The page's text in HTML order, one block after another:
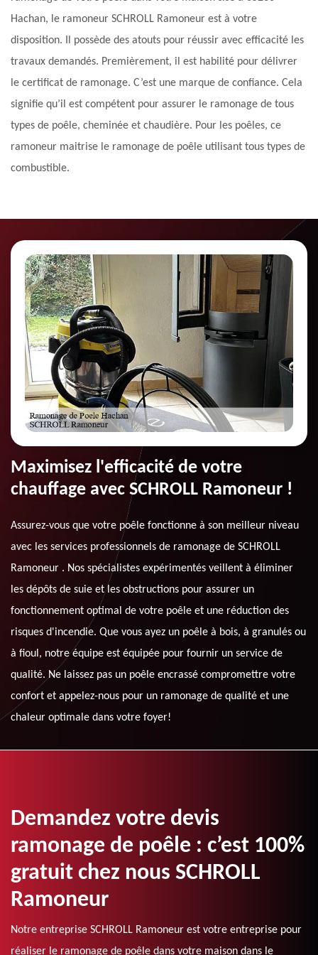
Hachan, le ramoneur SCHROLL Ramoneur est à votre
disposition. Il possède des atouts pour réussir avec efficacité les
travaux demandés. Premièrement, il est habilité pour délivrer
le certificat de ramonage. C’est une marque de confiance. Cela
signifie qu’il est compétent pour assurer le ramonage de tous
types de poêle, cheminée et chaudière. Pour les poêles, ce
ramoneur maitrise le ramonage de poêle utilisant tous types de
combustible.
Maximisez l'efficacité de votre
chauffage avec SCHROLL Ramoneur !
Assurez-vous que votre poêle fonctionne à son meilleur niveau
avec les services professionnels de ramonage de SCHROLL
Ramoneur . Nos spécialistes expérimentés veillent à éliminer
les dépôts de suie et les obstructions pour assurer un
fonctionnement optimal de votre poêle et une réduction des
risques d'incendie. Que vous ayez un poêle à bois, à granulés ou
à fioul, notre équipe est équipée pour fournir un service de
qualité. Ne laissez pas un poêle encrassé compromettre votre
confort et appelez-nous pour un ramonage de qualité et une
chaleur optimale dans votre foyer!
Demandez votre devis
ramonage de poêle : c’est 100%
gratuit chez nous SCHROLL
Ramoneur
Notre entreprise SCHROLL Ramoneur est votre entreprise pour
réaliser le ramonage de poêle dans votre maison dans le